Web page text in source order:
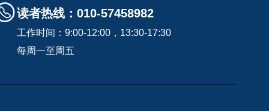
读者热线：010-57458982
工作时间：9:00-12:00，13:30-17:30
每周一至周五